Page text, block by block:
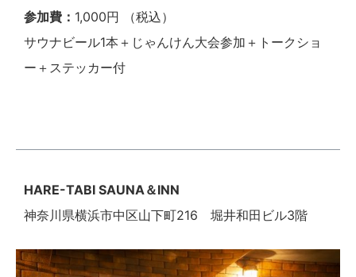
参加費： 1,000円 （税込）
サウナビール1本＋じゃんけん大会参加＋トークショ
ー＋ステッカー付
HARE-TABI SAUNA＆INN
神奈川県横浜市中区山下町216 堀井和田ビル3階